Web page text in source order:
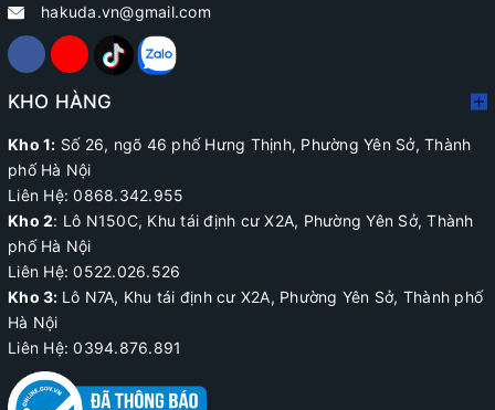
hakuda.vn@gmail.com
KHO HÀNG
Kho 1: Số 26, ngõ 46 phố Hưng Thịnh, Phường Yên Sở, Thành
phố Hà Nội
Liên Hệ: 0868.342.955
Kho 2: Lô N150C, Khu tái định cư X2A, Phường Yên Sở, Thành
phố Hà Nội
Liên Hệ:0522.026.526
Kho 3: Lô N7A, Khu tái định cư X2A, Phường Yên Sở, Thành phố
Hà Nội
Liên Hệ: 0394.876.891